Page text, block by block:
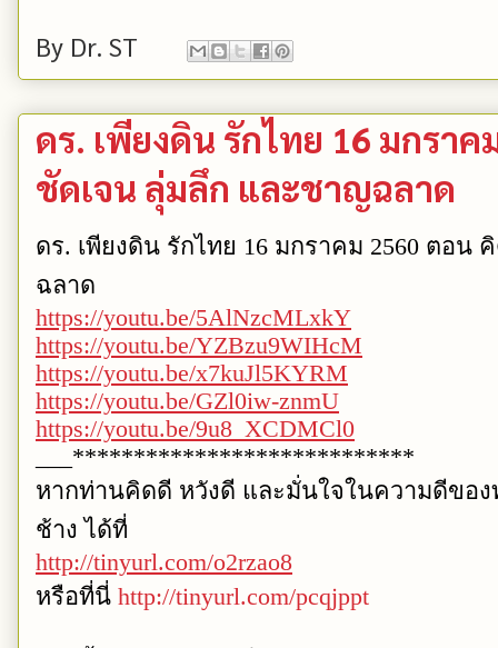
By Dr. ST
ดร. เพียงดิน รักไทย 16 มกรา
ชัดเจน ลุ่มลึก และชาญฉลาด
ดร. เพียงดิน รักไทย 16 มกราคม 2560 ตอ
ฉลาด
https://youtu.be/5AlNzcMLxkY
https://youtu.be/YZBzu9WIHcM
https://youtu.be/x7kuJl5KYRM
https://youtu.be/GZl0iw-znmU
https://youtu.be/9u8_XCDMCl0
___****************************
หากท่านคิดดี หวังดี และมั่นใจในความดีขอ
ช้าง ได้ที่
http://tinyurl.com/o2rzao8
หรือที่นี่ http://tinyurl.com/pcqjppt